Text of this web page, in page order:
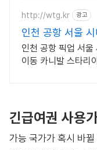
http://wtg.kr 광고
인천 공항 서울
인천 공항 픽업 서울
이동 카니발 스타리
긴급여권 사용
가능 국가가 혹시 바